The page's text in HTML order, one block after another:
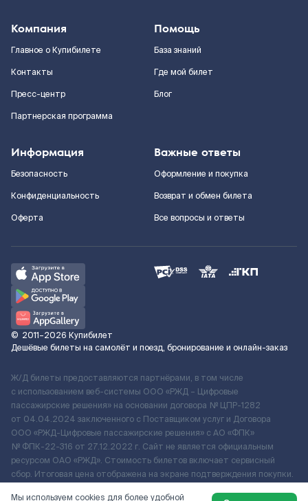
Компания
Главное о Купибилете
Контакты
Пресс-центр
Партнерская программа
Помощь
База знаний
Где мой билет
Блог
Информация
Безопасность
Конфиденциальность
Оферта
Важные ответы
Оформление и покупка
Возврат и обмен билета
Все вопросы и ответы
© 2011–2026 Купибилет
Дешёвые билеты на самолёт и поезд, бронирование и онлайн-заказ
Ж/Д билеты предоставляются партнёрами, в том числе
с использованием веб-системы ООО «РЖД – Цифровые
пассажирские решения» на основании договора № ЦПР-1282
от 04.04.2024 заключенного с Поставщиком услуг и Договора
ООО «РЖД-Цифровые пассажирские решения» c АО «ФПК»
№ ФПК-22-316 от 27.12.2022 г. Сайт не является официальным
ресурсом ОАО «РЖД». Стоимость билетов включает сервисный
сбор. Итоговая цена отображена на экране подтверждения покупки.
Мы используем cookies для более удобной